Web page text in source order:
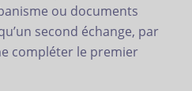
ou documents
second échange, par
compléter le premier